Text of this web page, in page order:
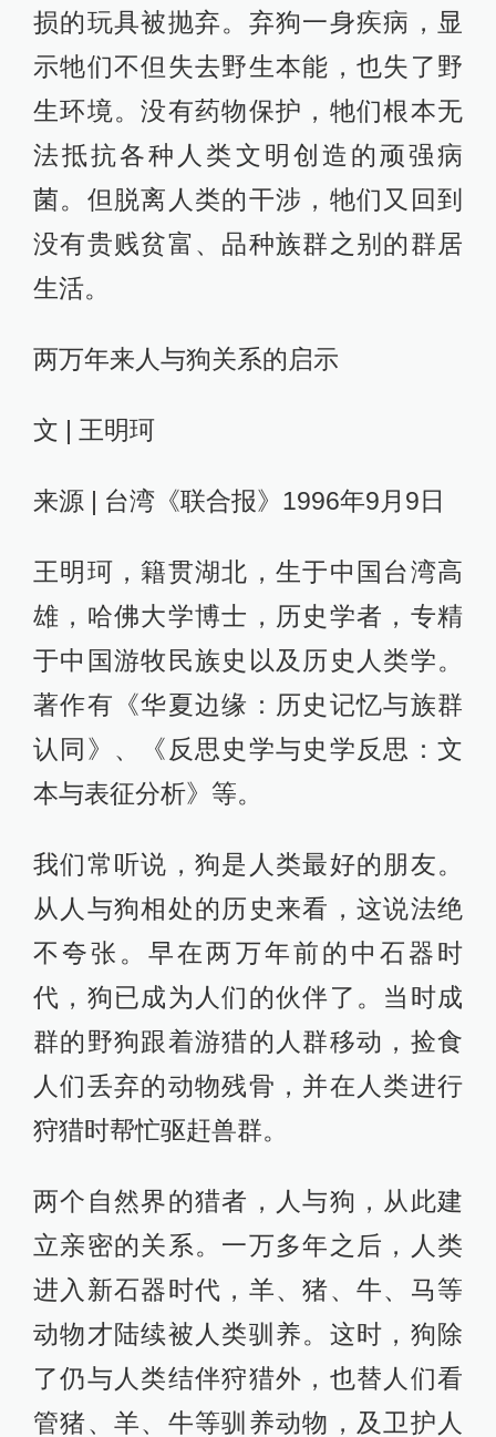
损的玩具被抛弃。弃狗一身疾病，显
示牠们不但失去野生本能，也失了野
生环境。没有药物保护，牠们根本无
法抵抗各种人类文明创造的顽强病
菌。但脱离人类的干涉，牠们又回到
没有贵贱贫富、品种族群之别的群居
生活。
两万年来人与狗关系的启示
文 | 王明珂
来源 | 台湾《联合报》1996年9月9日
王明珂，籍贯湖北，生于中国台湾高
雄，哈佛大学博士，历史学者，专精
于中国游牧民族史以及历史人类学。
著作有《华夏边缘：历史记忆与族群
认同》、《反思史学与史学反思：文
本与表征分析》等。
我们常听说，狗是人类最好的朋友。
从人与狗相处的历史来看，这说法绝
不夸张。早在两万年前的中石器时
代，狗已成为人们的伙伴了。当时成
群的野狗跟着游猎的人群移动，捡食
人们丢弃的动物残骨，并在人类进行
狩猎时帮忙驱赶兽群。
两个自然界的猎者，人与狗，从此建
立亲密的关系。一万多年之后，人类
进入新石器时代，羊、猪、牛、马等
动物才陆续被人类驯养。这时，狗除
了仍与人类结伴狩猎外，也替人们看
管猪、羊、牛等驯养动物，及卫护人